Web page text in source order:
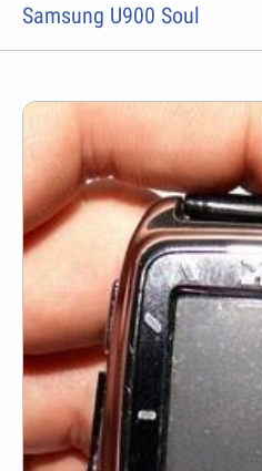
Samsung U900 Soul